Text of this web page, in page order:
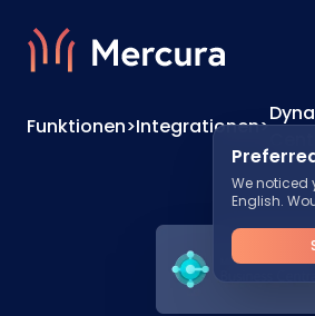
We noticed
English.
Funktionen>Integrationen>